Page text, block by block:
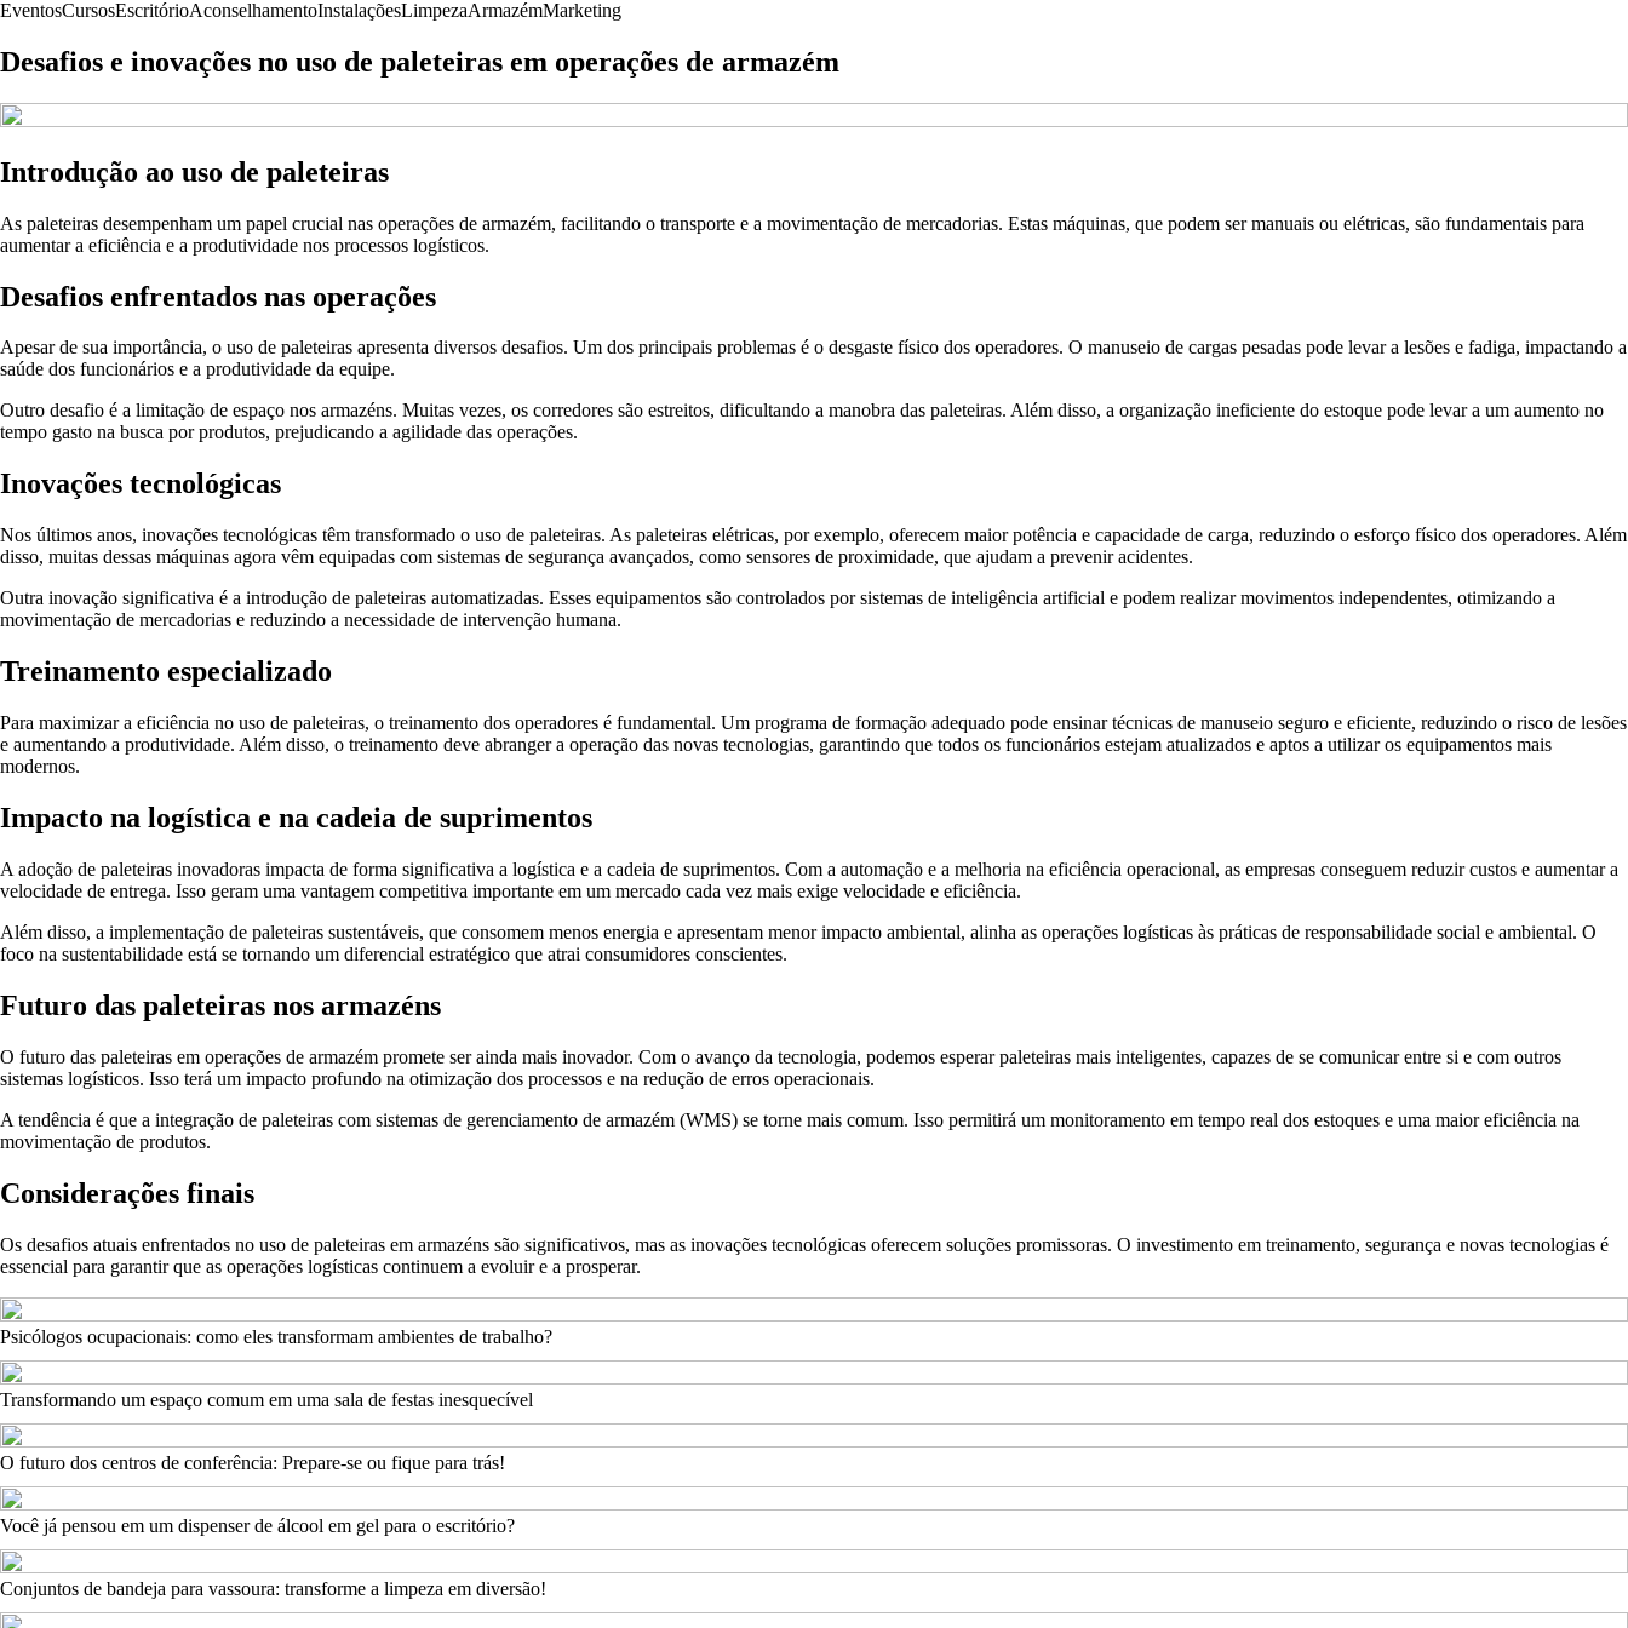
EventosCursosEscritórioAconselhamentoInstalaçõesLimpezaArmazémMarketing
Desafios e inovações no uso de paleteiras em operações de armazém
Introdução ao uso de paleteiras
As paleteiras desempenham um papel crucial nas operações de armazém, facilitando o transporte e a movimentação de mercadorias. Estas máquinas, que podem ser manuais ou elétricas, são fundamentais para
aumentar a eficiência e a produtividade nos processos logísticos.
Desafios enfrentados nas operações
Apesar de sua importância, o uso de paleteiras apresenta diversos desafios. Um dos principais problemas é o desgaste físico dos operadores. O manuseio de cargas pesadas pode levar a lesões e fadiga, impactando a
saúde dos funcionários e a produtividade da equipe.
Outro desafio é a limitação de espaço nos armazéns. Muitas vezes, os corredores são estreitos, dificultando a manobra das paleteiras. Além disso, a organização ineficiente do estoque pode levar a um aumento no
tempo gasto na busca por produtos, prejudicando a agilidade das operações.
Inovações tecnológicas
Nos últimos anos, inovações tecnológicas têm transformado o uso de paleteiras. As paleteiras elétricas, por exemplo, oferecem maior potência e capacidade de carga, reduzindo o esforço físico dos operadores. Além
disso, muitas dessas máquinas agora vêm equipadas com sistemas de segurança avançados, como sensores de proximidade, que ajudam a prevenir acidentes.
Outra inovação significativa é a introdução de paleteiras automatizadas. Esses equipamentos são controlados por sistemas de inteligência artificial e podem realizar movimentos independentes, otimizando a
movimentação de mercadorias e reduzindo a necessidade de intervenção humana.
Treinamento especializado
Para maximizar a eficiência no uso de paleteiras, o treinamento dos operadores é fundamental. Um programa de formação adequado pode ensinar técnicas de manuseio seguro e eficiente, reduzindo o risco de lesões
e aumentando a produtividade. Além disso, o treinamento deve abranger a operação das novas tecnologias, garantindo que todos os funcionários estejam atualizados e aptos a utilizar os equipamentos mais
modernos.
Impacto na logística e na cadeia de suprimentos
A adoção de paleteiras inovadoras impacta de forma significativa a logística e a cadeia de suprimentos. Com a automação e a melhoria na eficiência operacional, as empresas conseguem reduzir custos e aumentar a
velocidade de entrega. Isso geram uma vantagem competitiva importante em um mercado cada vez mais exige velocidade e eficiência.
Além disso, a implementação de paleteiras sustentáveis, que consomem menos energia e apresentam menor impacto ambiental, alinha as operações logísticas às práticas de responsabilidade social e ambiental. O
foco na sustentabilidade está se tornando um diferencial estratégico que atrai consumidores conscientes.
Futuro das paleteiras nos armazéns
O futuro das paleteiras em operações de armazém promete ser ainda mais inovador. Com o avanço da tecnologia, podemos esperar paleteiras mais inteligentes, capazes de se comunicar entre si e com outros
sistemas logísticos. Isso terá um impacto profundo na otimização dos processos e na redução de erros operacionais.
A tendência é que a integração de paleteiras com sistemas de gerenciamento de armazém (WMS) se torne mais comum. Isso permitirá um monitoramento em tempo real dos estoques e uma maior eficiência na
movimentação de produtos.
Considerações finais
Os desafios atuais enfrentados no uso de paleteiras em armazéns são significativos, mas as inovações tecnológicas oferecem soluções promissoras. O investimento em treinamento, segurança e novas tecnologias é
essencial para garantir que as operações logísticas continuem a evoluir e a prosperar.
Psicólogos ocupacionais: como eles transformam ambientes de trabalho?
Transformando um espaço comum em uma sala de festas inesquecível
O futuro dos centros de conferência: Prepare-se ou fique para trás!
Você já pensou em um dispenser de álcool em gel para o escritório?
Conjuntos de bandeja para vassoura: transforme a limpeza em diversão!